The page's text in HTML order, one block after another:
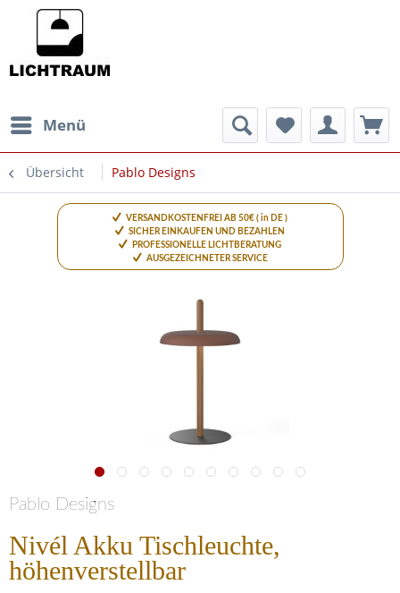
Menü
Übersicht Pablo Designs
VERSANDKOSTENFREI AB 50€ ( in DE )
SICHER EINKAUFEN UND BEZAHLEN
PROFESSIONELLE LICHTBERATUNG
AUSGEZEICHNETER SERVICE
Pablo Designs
Nivél Akku Tischleuchte,
höhenverstellbar